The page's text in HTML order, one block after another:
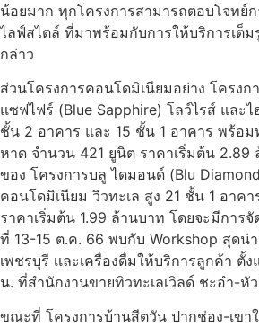
น้อยมาก ทุกโครงการสามารถตอบโจทย์
ไลฟ์สไตล์ ที่มาพร้อมกับการให้บริการเต็
กล่าว
ส่วนโครงการคอนโดมิเนียมอย่าง โครงก
แซฟไฟร์ (Blue Sapphire) โลว์ไรส์ และ
ชั้น 2 อาคาร และ 15 ชั้น 1 อาคาร พร้อม
หาด จำนวน 421 ยูนิต ราคาเริ่มต้น
ของ โครงการบลู ไดมอนด์ (Blu
คอนโดมิเนียม วิวทะเล สูง 21 ชั้น 1 อาค
ราคาเริ่มต้น 1.99 ล้านบาท โดยจะมีการ
ที่ 13-15 ต.ค. 66 พบกับ Workshop สุดน่
เพชรบุรี เเละเครื่องดื่มให้บริการลูกค้า ตั้
น. ที่สำนักงานขายทิวทะเลเวิลด์ ชะอำ-หั
ขณะที่ โครงการบ้านสีตวัน ปากช่อง-เขา